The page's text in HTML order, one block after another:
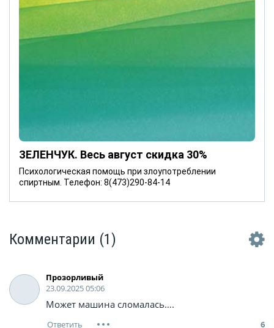
ЗЕЛЕНЧУК. Весь август скидка 30%
Психологическая помощь при злоупотреблении
спиртным. Телефон: 8(473)290-84-14
Комментарии (1)
Прозорливый
23.09.2025 05:06
Может машина сломалась….
6